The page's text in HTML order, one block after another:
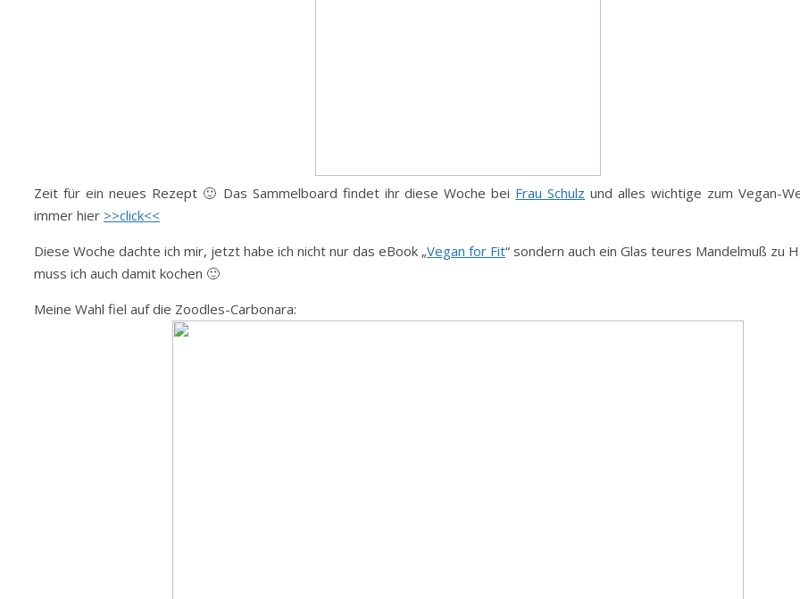
Zeit für ein neues Rezept 🙂 Das Sammelboard findet ihr diese Woche bei Frau Schulz und alles wichtige zum Vegan-
immer hier >>click<<
Diese Woche dachte ich mir, jetzt habe ich nicht nur das eBook „Vegan for Fit“ sondern auch ein Glas teures Mandelmuß zu
muss ich auch damit kochen 🙂
Meine Wahl fiel auf die Zoodles-Carbonara: